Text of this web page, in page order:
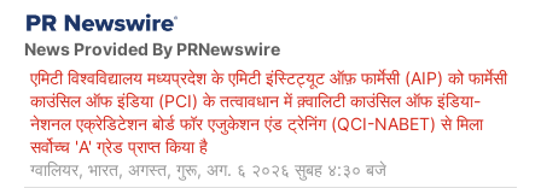
News Provided By PRNewswire
एमिटी विश्वविद्यालय मध्यप्रदेश के एमिटी इंस्टिट्यूट ऑफ़ फार्मेसी (AIP) को फार्मेसी
काउंसिल ऑफ इंडिया (PCI) के तत्वावधान में क़्वालिटी काउंसिल ऑफ इंडिया-
नेशनल एक्रेडिटेशन बोर्ड फॉर एजुकेशन एंड ट्रेनिंग (QCI-NABET) से मिला
सर्वोच्च 'A' ग्रेड प्राप्त किया है
ग्वालियर, भारत, अगस्त, गुरू, अग. ६ २०२६ सुबह ४:३० बजे